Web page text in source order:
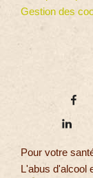
Gestion des
Pour votre
L'abus d'alcool